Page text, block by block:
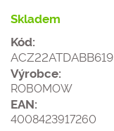
Skladem
Kód:
ACZ22ATDABB619
Výrobce:
ROBOMOW
EAN:
4008423917260